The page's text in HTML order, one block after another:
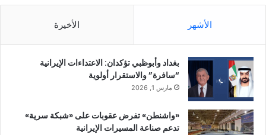
الأشهر الأخيرة
بغداد وأبوظبي تؤكدان: الاعتداءات الإيرانية
“سافرة” والاستقرار أولوية
مارس 1, 2026
«واشنطن» تفرض عقوبات على «شبكة سرية»
تدعم صناعة المسيرات الإيرانية